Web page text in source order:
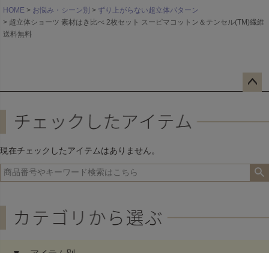
HOME お悩み・シーン別
ずり上がらない超立体パターン
超立体ショーツ 素材はき比べ 2枚セット スーピマコットン＆テンセル(TM)繊維
送料無料
現在チェックしたアイテムはありません。